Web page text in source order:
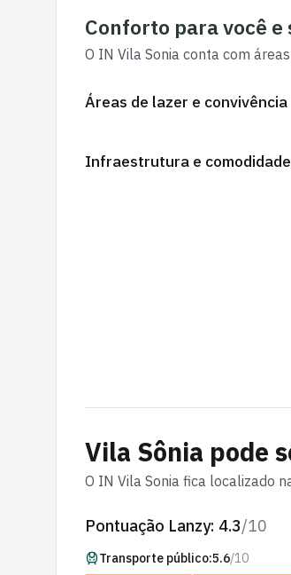
Conforto para você
O IN Vila Sonia conta com
Áreas de lazer e convivência
Infraestrutura e
Vila Sônia pode
O IN Vila Sonia fica localizado
Pontuação Lanzy: 4.3/10
Transporte público:5.6/10